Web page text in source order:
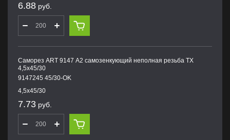
6.88 руб.
Саморез ART 9147 А2 самозенкующий неполная резьба TX
4,5х45/30
9147245 45/30-OK
4,5х45/30
7.73 руб.